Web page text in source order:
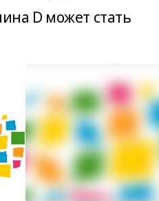
D может стать